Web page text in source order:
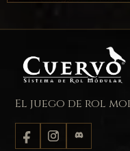
ESPECIES
El juego de rol